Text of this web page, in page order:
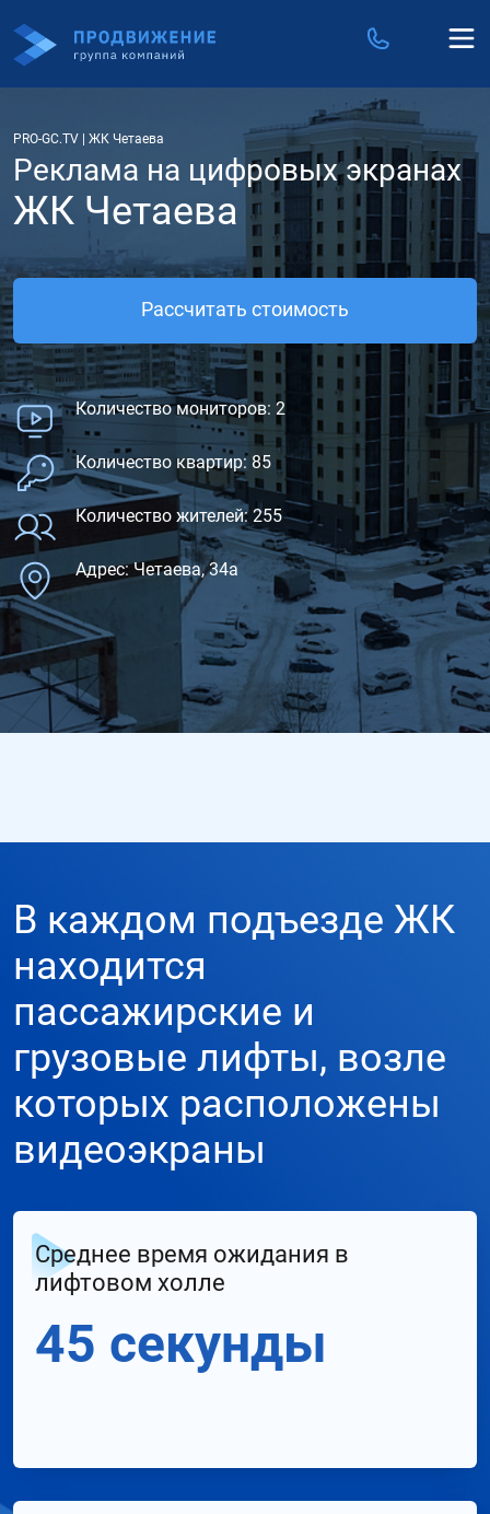
PRO-GC.TV ЖК Четаева
Реклама на цифровых экранах
ЖК Четаева
Рассчитать стоимость
Количество мониторов: 2
Количество квартир: 85
Количество жителей: 255
Адрес: Четаева, 34а
В каждом подъезде ЖК
находится
пассажирские и
грузовые лифты, возле
которых расположены
видеоэкраны
Среднее время ожидания в
лифтовом холле
45 секунды